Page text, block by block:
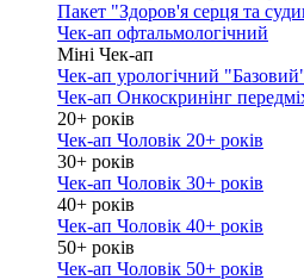
Пакет "Здоров'я серця та
Чек-ап офтальмологічний
Міні Чек-ап
Чек-ап урологічний
Чек-ап Онкоскринінг
20+ років
Чек-ап Чоловік 20+ років
30+ років
Чек-ап Чоловік 30+ років
40+ років
Чек-ап Чоловік 40+ років
50+ років
Чек-ап Чоловік 50+ років